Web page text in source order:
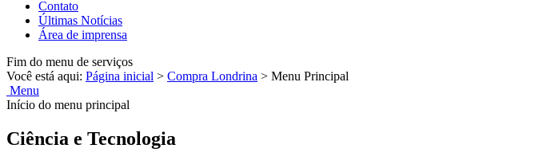
Contato
Últimas Notícias
Área de imprensa
Fim do menu de serviços
Você está aqui: Página inicial > Compra Londrina > Menu Principal
Menu
Início do menu principal
Ciência e Tecnologia